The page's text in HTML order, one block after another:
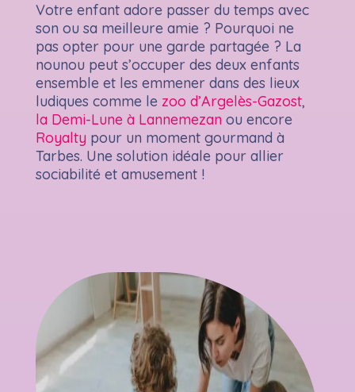
Votre enfant adore passer du temps avec
son ou sa meilleure amie ? Pourquoi ne
pas opter pour une garde partagée ? La
nounou peut s’occuper des deux enfants
ensemble et les emmener dans des lieux
ludiques comme le zoo d’Argelès-Gazost,
la Demi-Lune à Lannemezan ou encore
Royalty pour un moment gourmand à
Tarbes. Une solution idéale pour allier
sociabilité et amusement !